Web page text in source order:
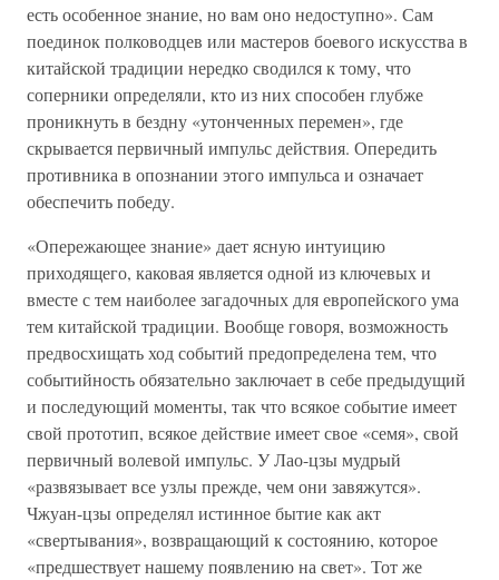
есть особенное знание, но вам оно недоступно». Сам
поединок полководцев или мастеров боевого искусства в
китайской традиции нередко сводился к тому, что
соперники определяли, кто из них способен глубже
проникнуть в бездну «утонченных перемен», где
скрывается первичный импульс действия. Опередить
противника в опознании этого импульса и означает
обеспечить победу.
«Опережающее знание» дает ясную интуицию
приходящего, каковая является одной из ключевых и
вместе с тем наиболее загадочных для европейского ума
тем китайской традиции. Вообще говоря, возможность
предвосхищать ход событий предопределена тем, что
событийность обязательно заключает в себе предыдущий
и последующий моменты, так что всякое событие имеет
свой прототип, всякое действие имеет свое «семя», свой
первичный волевой импульс. У Лао-цзы мудрый
«развязывает все узлы прежде, чем они завяжутся».
Чжуан-цзы определял истинное бытие как акт
«свертывания», возвращающий к состоянию, которое
«предшествует нашему появлению на свет». Тот же